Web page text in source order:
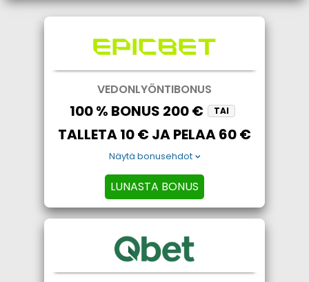
VEDONLYÖNTIBONUS
100 % BONUS 200 € TAI
TALLETA 10 € JA PELAA 60 €
Näytä bonusehdot
LUNASTA BONUS